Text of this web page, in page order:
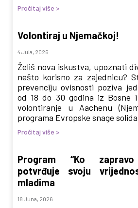
Pročitaj više >
Volontiraj u Njemačkoj!
4 Jula, 2026
Želiš nova iskustva, upoznati
nešto korisno za zajednicu?
prevenciju ovisnosti poziva
od 18 do 30 godina iz Bosne
volontiranje u Aachenu
programa Evropske snage
Pročitaj više >
Program “Ko zapravo
potvrđuje svoju
mladima
18 Juna, 2026